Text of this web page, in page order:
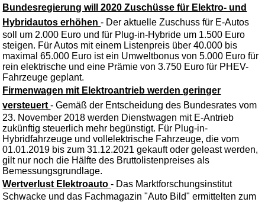
Bundesregierung will 2020 Zuschüsse für Elektro- und
Hybridautos erhöhen- Der aktuelle Zuschuss für E-Autos
soll um 2.000 Euro und für Plug-in-Hybride um 1.500 Euro
steigen. Für Autos mit einem Listenpreis über 40.000 bis
maximal 65.000 Euro ist ein Umweltbonus von 5.000 Euro für
rein elektrische und eine Prämie von 3.750 Euro für PHEV-
Fahrzeuge geplant.
Firmenwagen mit Elektroantrieb werden geringer
versteuert- Gemäß der Entscheidung des Bundesrates vom
23. November 2018 werden Dienstwagen mit E-Antrieb
zukünftig steuerlich mehr begünstigt. Für Plug-in-
Hybridfahrzeuge und vollelektrische Fahrzeuge, die vom
01.01.2019 bis zum 31.12.2021 gekauft oder geleast werden,
gilt nur noch die Hälfte des Bruttolistenpreises als
Bemessungsgrundlage.
Wertverlust Elektroauto- Das Marktforschungsinstitut
Schwacke und das Fachmagazin "Auto Bild" ermittelten zum